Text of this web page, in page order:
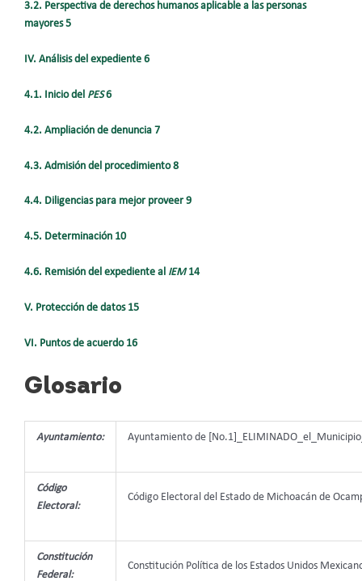
3.2. Perspectiva de derechos humanos aplicable a las personas
mayores 5
IV. Análisis del expediente 6
4.1. Inicio del PES6
4.2. Ampliación de denuncia 7
4.3. Admisión del procedimiento 8
4.4. Diligencias para mejor proveer 9
4.5. Determinación 10
4.6. Remisión del expediente al IEM14
V. Protección de datos 15
VI. Puntos de acuerdo 16
Glosario
Ayuntamiento: Ayuntamiento de
Código
Electoral:
Código Electoral del Estado de Michoacán de
Constitución
Federal:
Constitución Política de los Estados Unidos